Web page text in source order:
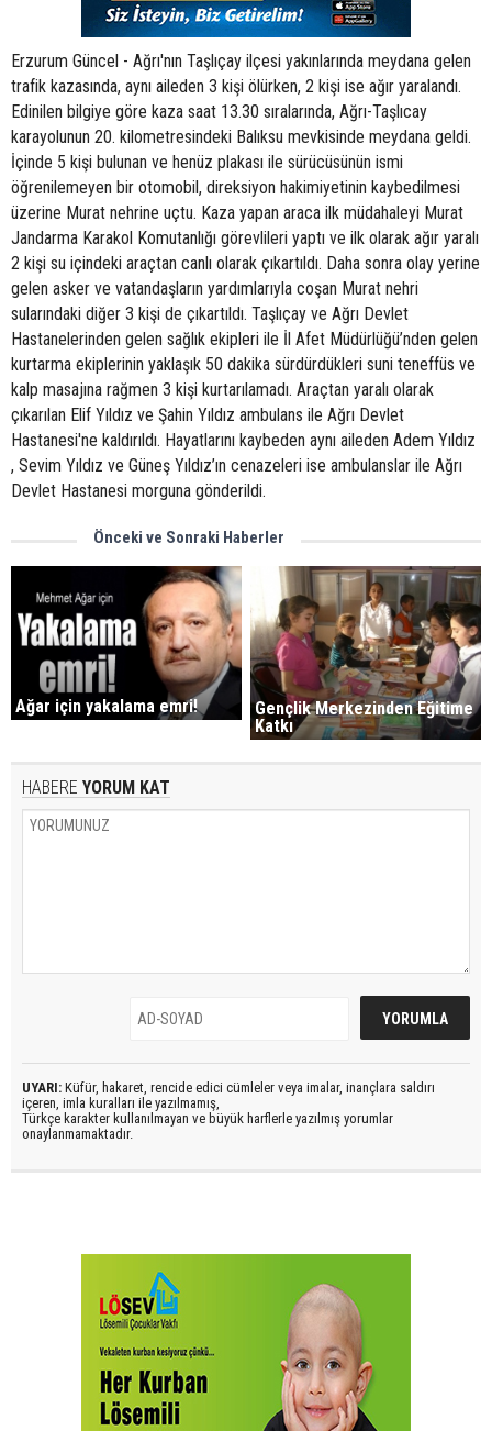
Erzurum Güncel - Ağrı'nın Taşlıçay ilçesi yakınlarında meydana gelen
trafik kazasında, aynı aileden 3 kişi ölürken, 2 kişi ise ağır yaralandı.
Edinilen bilgiye göre kaza saat 13.30 sıralarında, Ağrı-Taşlıcay
karayolunun 20. kilometresindeki Balıksu mevkisinde meydana geldi.
İçinde 5 kişi bulunan ve henüz plakası ile sürücüsünün ismi
öğrenilemeyen bir otomobil, direksiyon hakimiyetinin kaybedilmesi
üzerine Murat nehrine uçtu. Kaza yapan araca ilk müdahaleyi Murat
Jandarma Karakol Komutanlığı görevlileri yaptı ve ilk olarak ağır yaralı
2 kişi su içindeki araçtan canlı olarak çıkartıldı. Daha sonra olay yerine
gelen asker ve vatandaşların yardımlarıyla coşan Murat nehri
sularındaki diğer 3 kişi de çıkartıldı. Taşlıçay ve Ağrı Devlet
Hastanelerinden gelen sağlık ekipleri ile İl Afet Müdürlüğü’nden gelen
kurtarma ekiplerinin yaklaşık 50 dakika sürdürdükleri suni teneffüs ve
kalp masajına rağmen 3 kişi kurtarılamadı. Araçtan yaralı olarak
çıkarılan Elif Yıldız ve Şahin Yıldız ambulans ile Ağrı Devlet
Hastanesi'ne kaldırıldı. Hayatlarını kaybeden aynı aileden Adem Yıldız
, Sevim Yıldız ve Güneş Yıldız’ın cenazeleri ise ambulanslar ile Ağrı
Devlet Hastanesi morguna gönderildi.
Önceki ve Sonraki Haberler
Ağar için yakalama emri!
Gençlik Merkezinden Eğitime
Katkı
HABERE YORUM KAT
UYARI: Küfür, hakaret, rencide edici cümleler veya imalar, inançlara saldırı
içeren, imla kuralları ile yazılmamış,
Türkçe karakter kullanılmayan ve büyük harflerle yazılmış yorumlar
onaylanmamaktadır.